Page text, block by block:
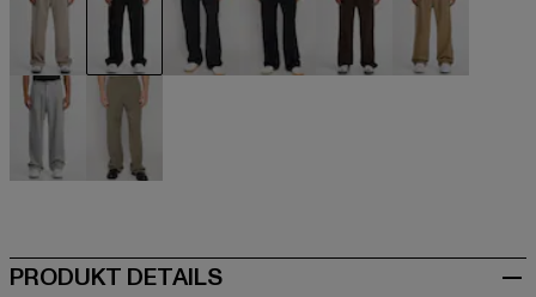
beige schwarz
PRODUKT DETAILS